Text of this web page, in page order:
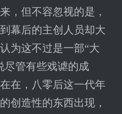
，但不容忽视的是，
幕后的主创人员却大
为这不过是一部“大
尽管有些戏谑的成
在，八零后这一代年
创造性的东西出现，